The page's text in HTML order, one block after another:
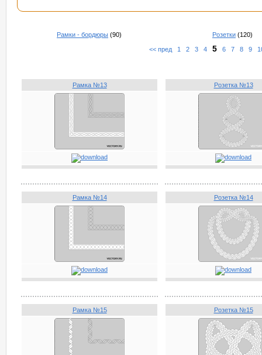
Рамки - бордюры (90) Розетки (120)
<< пред 1 2 3 4 5 6 7 8 9
Рамка №13 Розетка №13
Рамка №14 Розетка №14
Рамка №15 Розетка №15